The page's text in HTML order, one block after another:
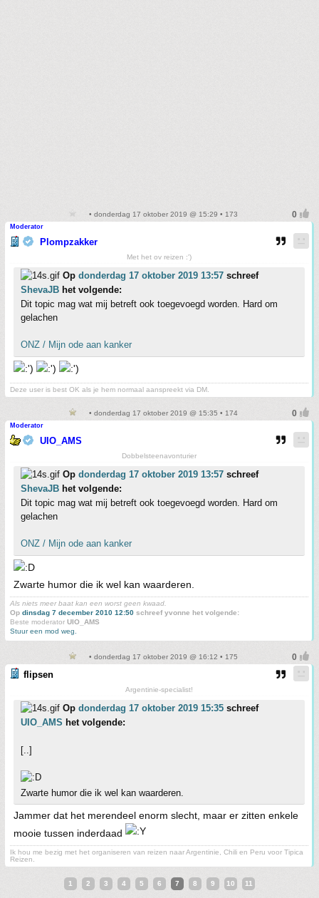
• donderdag 17 oktober 2019 @ 15:29 • 173
Moderator
Plompzakker
Met het ov reizen :')
Op donderdag 17 oktober 2019 13:57 schreef
ShevaJB het volgende:
Dit topic mag wat mij betreft ook toegevoegd worden. Hard om
gelachen
ONZ / Mijn ode aan kanker
Deze user is best OK als je hem normaal aanspreekt via DM.
• donderdag 17 oktober 2019 @ 15:35 • 174
Moderator
UIO_AMS
Dobbelsteenavonturier
Op donderdag 17 oktober 2019 13:57 schreef
ShevaJB het volgende:
Dit topic mag wat mij betreft ook toegevoegd worden. Hard om
gelachen
ONZ / Mijn ode aan kanker
Zwarte humor die ik wel kan waarderen.
Als niets meer baat kan een worst geen kwaad.
Op dinsdag 7 december 2010 12:50 schreef yvonne het volgende:
Beste moderator UIO_AMS
Stuur een mod weg.
• donderdag 17 oktober 2019 @ 16:12 • 175
flipsen
Argentinie-specialist!
Op donderdag 17 oktober 2019 15:35 schreef
UIO_AMS het volgende:
[..]
Zwarte humor die ik wel kan waarderen.
Jammer dat het merendeel enorm slecht, maar er zitten enkele
mooie tussen inderdaad
Ik hou me bezig met het organiseren van reizen naar Argentinie, Chili en Peru voor Tipica
Reizen.
1 2 3 4 5 6 7 8 9 10 11